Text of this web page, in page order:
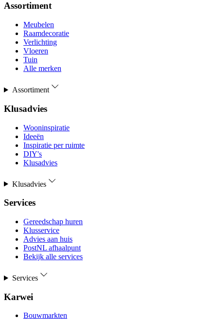
Assortiment
Meubelen
Raamdecoratie
Verlichting
Vloeren
Tuin
Alle merken
Assortiment
Klusadvies
Wooninspiratie
Ideeën
Inspiratie per ruimte
DIY's
Klusadvies
Klusadvies
Services
Gereedschap huren
Klusservice
Advies aan huis
PostNL afhaalpunt
Bekijk alle services
Services
Karwei
Bouwmarkten